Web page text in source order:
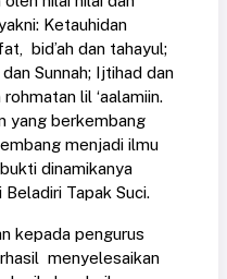
Ketauhidan
bid’ah dan tahayul;
dan Sunnah; Ijtihad dan
lil ‘aalamiin.
yang berkembang
menjadi ilmu
dinamikanya
Tapak Suci.
kepada pengurus
menyelesaikan